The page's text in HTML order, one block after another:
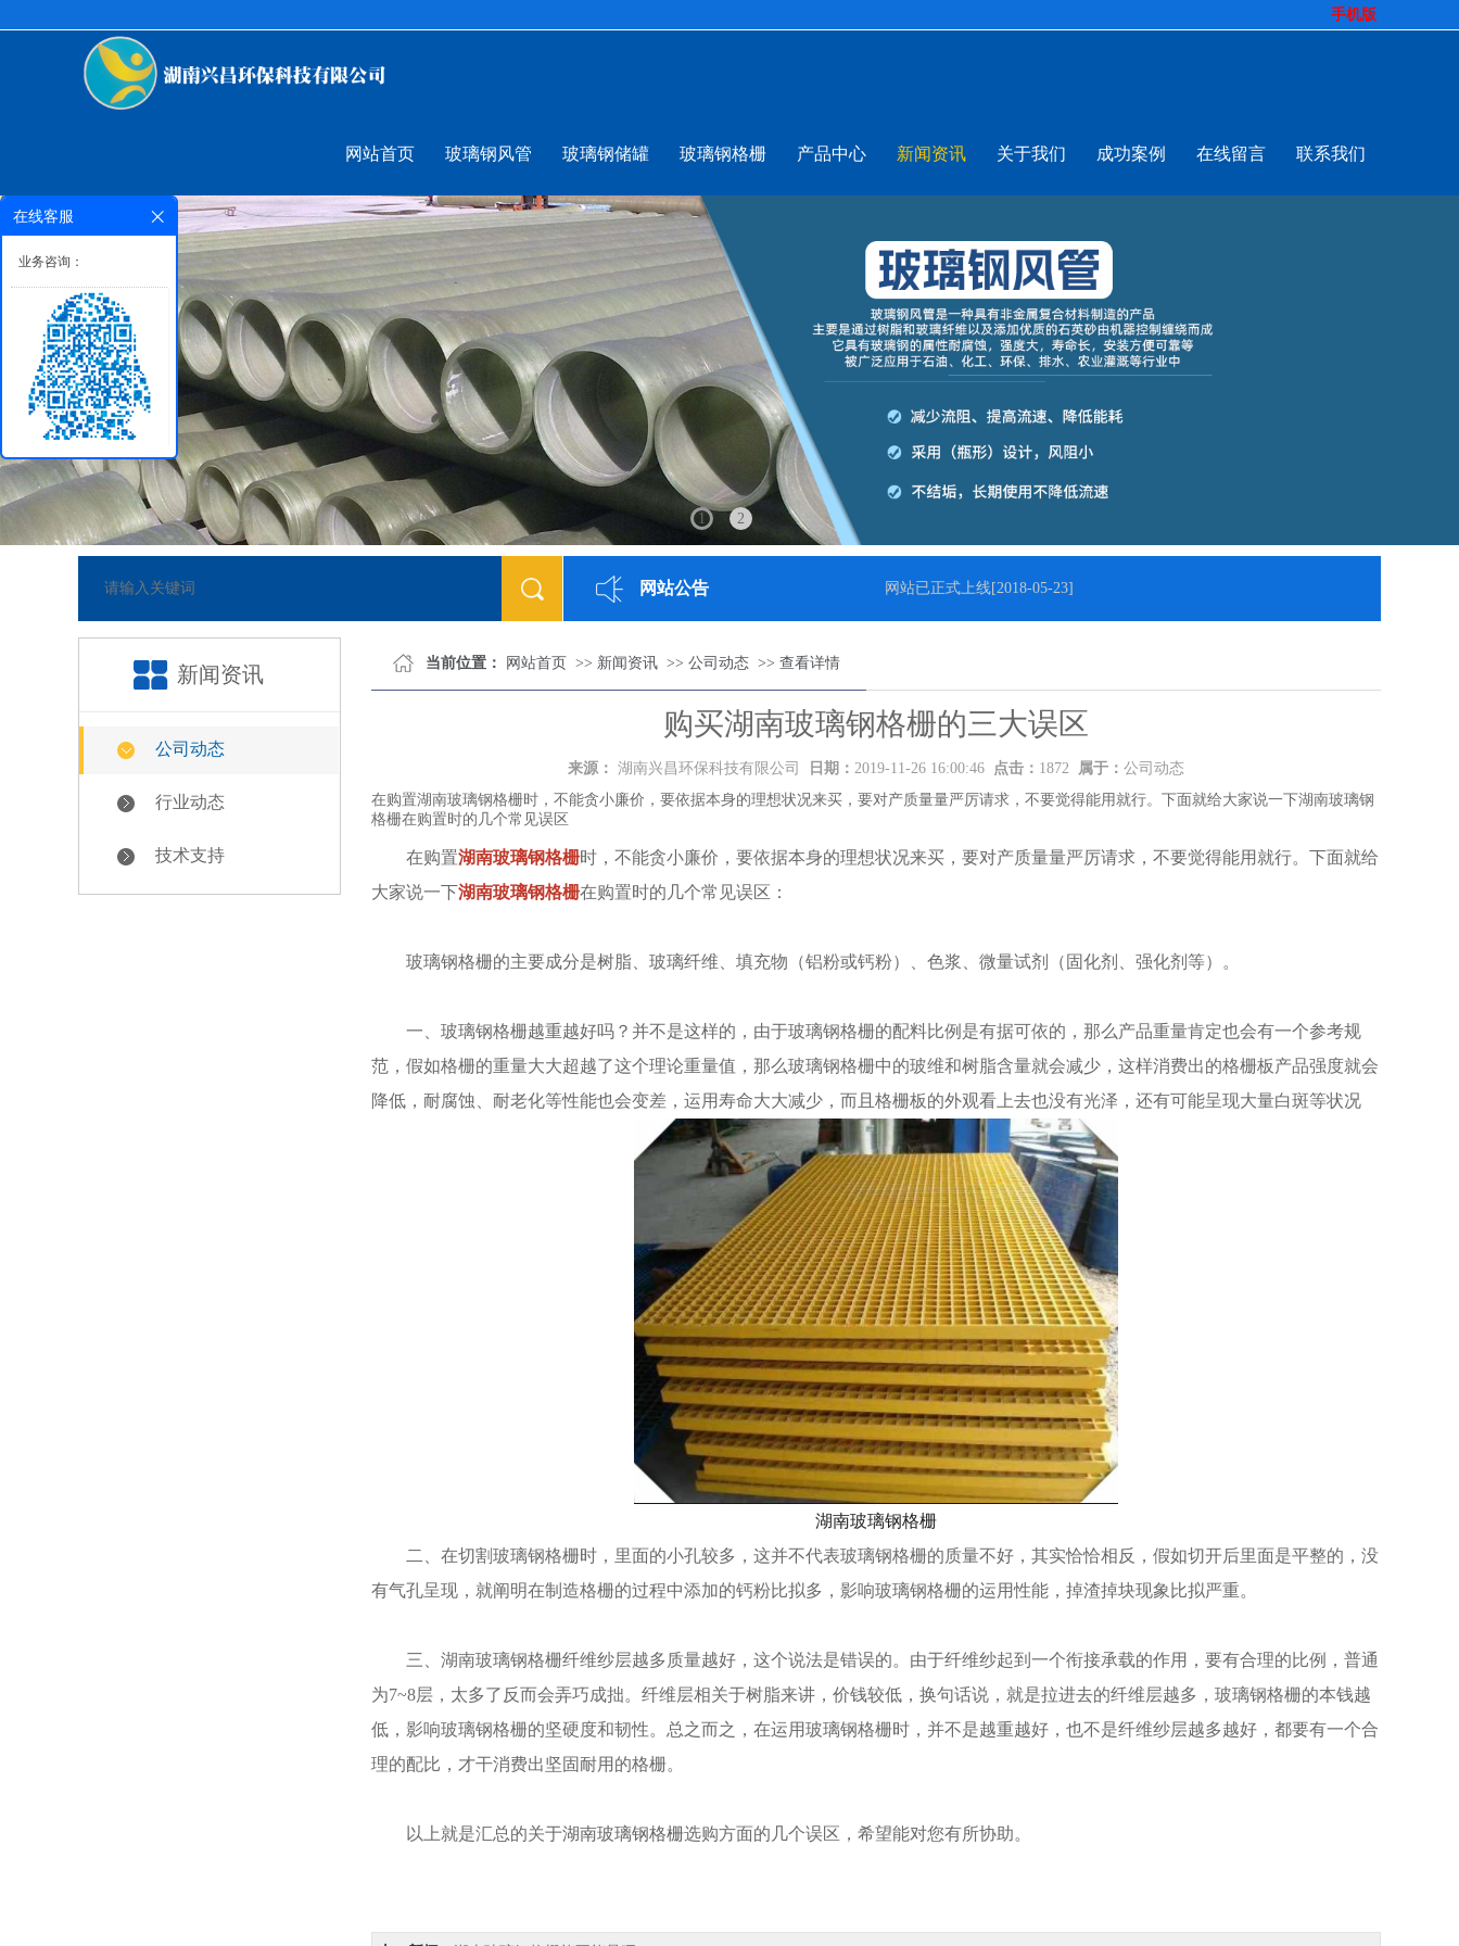
手机版
网站首页 玻璃钢风管 玻璃钢储罐 玻璃钢格栅 产品中心 新闻资讯 关于我们 成功案例 在线留言 联系我们
1 2
网站公告
[2018-05-23] 网站已正式上线[2018-05-23]
新闻资讯
公司动态
行业动态
技术支持
当前位置： 网站首页 >> 新闻资讯 >> 公司动态 >> 查看详情
购买湖南玻璃钢格栅的三大误区
来源： 湖南兴昌环保科技有限公司 日期： 2019-11-26 16:00:46 点击： 1872 属于： 公司动态
在购置湖南玻璃钢格栅时，不能贪小廉价，要依据本身的理想状况来买，要对产质量量严厉请求，不要觉得能用就行。下面就给大家说一下湖南玻璃钢
格栅在购置时的几个常见误区
在购置湖南玻璃钢格栅时，不能贪小廉价，要依据本身的理想状况来买，要对产质量量严厉请求，不要觉得能用就行。下面就给
大家说一下湖南玻璃钢格栅在购置时的几个常见误区：
玻璃钢格栅的主要成分是树脂、玻璃纤维、填充物（铝粉或钙粉）、色浆、微量试剂（固化剂、强化剂等）。
一、玻璃钢格栅越重越好吗？并不是这样的，由于玻璃钢格栅的配料比例是有据可依的，那么产品重量肯定也会有一个参考规
范，假如格栅的重量大大超越了这个理论重量值，那么玻璃钢格栅中的玻维和树脂含量就会减少，这样消费出的格栅板产品强度就会
降低，耐腐蚀、耐老化等性能也会变差，运用寿命大大减少，而且格栅板的外观看上去也没有光泽，还有可能呈现大量白斑等状况
湖南玻璃钢格栅
二、在切割玻璃钢格栅时，里面的小孔较多，这并不代表玻璃钢格栅的质量不好，其实恰恰相反，假如切开后里面是平整的，没
有气孔呈现，就阐明在制造格栅的过程中添加的钙粉比拟多，影响玻璃钢格栅的运用性能，掉渣掉块现象比拟严重。
三、湖南玻璃钢格栅纤维纱层越多质量越好，这个说法是错误的。由于纤维纱起到一个衔接承载的作用，要有合理的比例，普通
为7~8层，太多了反而会弄巧成拙。纤维层相关于树脂来讲，价钱较低，换句话说，就是拉进去的纤维层越多，玻璃钢格栅的本钱越
低，影响玻璃钢格栅的坚硬度和韧性。总之而之，在运用玻璃钢格栅时，并不是越重越好，也不是纤维纱层越多越好，都要有一个合
理的配比，才干消费出坚固耐用的格栅。
以上就是汇总的关于湖南玻璃钢格栅选购方面的几个误区，希望能对您有所协助。
在线客服
业务咨询：